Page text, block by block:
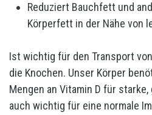
Reduziert Bauchfett und
Körperfett in der Nähe von
Ist wichtig für den Transport
die Knochen. Unser Körper
Mengen an Vitamin D für
auch wichtig für eine normale